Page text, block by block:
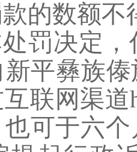
的数额不
罚决定，
新平彝族
互联网渠道
也可于六